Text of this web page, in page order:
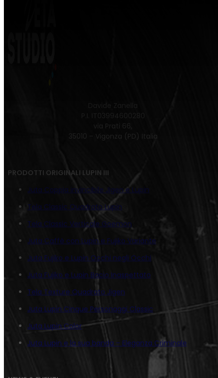
P.I. IT03994600280
via Prati 66,
35010 – Vigonza (PD) Italia
PRODOTTI ORIGINALI LUPIN III
Juta Coppia invincibile Jigen e Lupin
Tela Classic Quadrato Lupin
Tela Classic Verticale Goemon
Juta Caffè con Lupin e Fujiko Variante
Juta Fujiko e Lupin Occhi negli Occhi
Juta Fujiko e Lupin Bacio Inaspettato
Tela Texture Quadrato Jigen
Juta Lupin Cinque Personaggi Classic
Juta Lupin Color
Juta Lupin e la sua banda – Eleganza Criminale